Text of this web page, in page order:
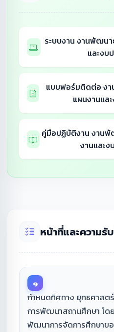
ระบบงาน งานพัฒน
และงบ
แบบฟอร์มติดต่อ ง
แผนงานแล
คู่มือปฏิบัติงาน งาน
งานและ
หน้าที่และความรั
๑
กำหนดทิศทาง ยุทธศาสต
การพัฒนาสถานศึกษา โด
พัฒนาการจัดการศึกษาข